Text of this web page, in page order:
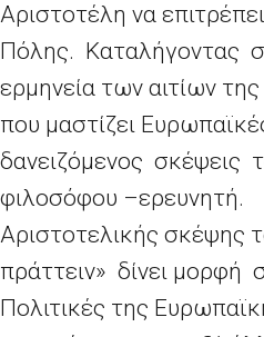
Αριστοτέλη να
Πόλης. Καταλήγοντας
ερμηνεία των αιτίων
που μαστίζει
δανειζόμενος σκέψεις
φιλοσόφου
Αριστοτελικής σκέψης
πράττειν» δίνει μορφή
Πολιτικές της